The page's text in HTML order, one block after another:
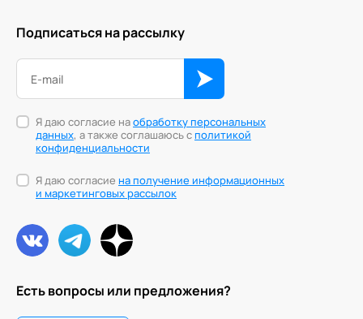
Есть вопросы или предложения?
Подписаться на рассылку
Я даю согласие наобработку персональных
данных, а также соглашаюсь сполитикой
конфиденциальности
Я даю согласие на получение информационных
и маркетинговых рассылок